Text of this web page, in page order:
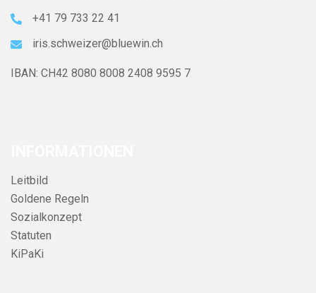
+41 79 733 22 41
iris.schweizer@bluewin.ch
IBAN: CH42 8080 8008 2408 9595 7
Leitbild
Goldene Regeln
Sozialkonzept
Statuten
KiPaKi